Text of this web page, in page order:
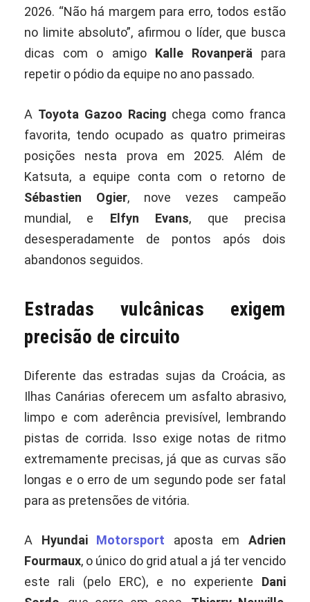
2026. “Não há margem para erro, todos estão
no limite absoluto”, afirmou o líder, que busca
dicas com o amigo Kalle Rovanperä para
repetir o pódio da equipe no ano passado.
A Toyota Gazoo Racing chega como franca
favorita, tendo ocupado as quatro primeiras
posições nesta prova em 2025. Além de
Katsuta, a equipe conta com o retorno de
Sébastien Ogier, nove vezes campeão
mundial, e Elfyn Evans, que precisa
desesperadamente de pontos após dois
abandonos seguidos.
Estradas vulcânicas exigem
precisão de circuito
Diferente das estradas sujas da Croácia, as
Ilhas Canárias oferecem um asfalto abrasivo,
limpo e com aderência previsível, lembrando
pistas de corrida. Isso exige notas de ritmo
extremamente precisas, já que as curvas são
longas e o erro de um segundo pode ser fatal
para as pretensões de vitória.
A Hyundai Motorsport aposta emAdrien
Fourmaux, o único do grid atual a já ter vencido
este rali (pelo ERC), e no experiente Dani